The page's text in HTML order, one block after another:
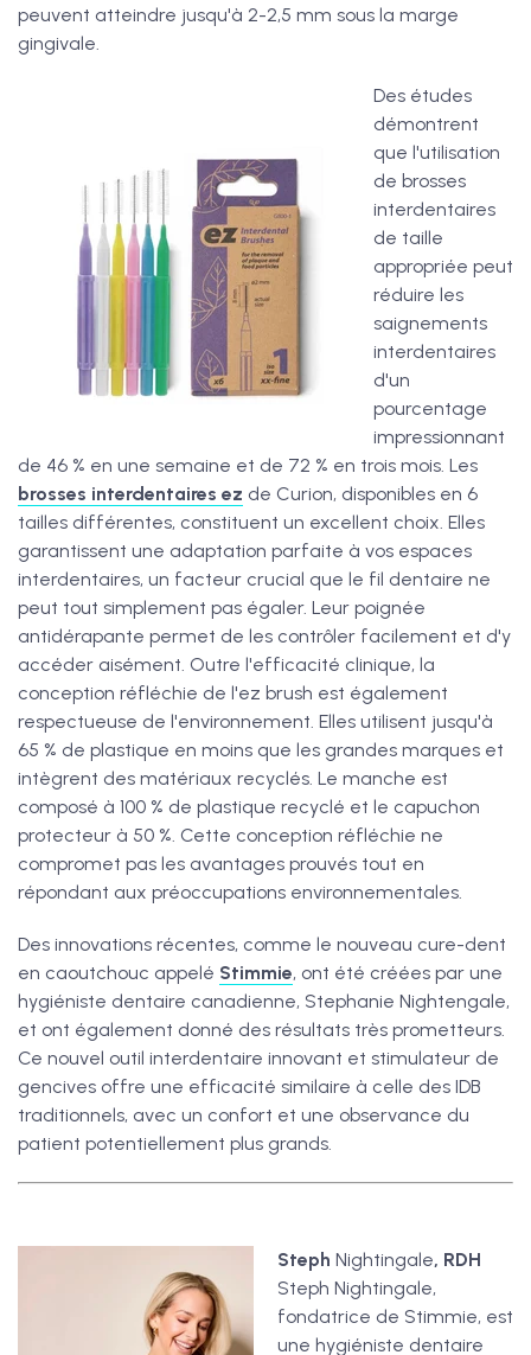
peuvent atteindre jusqu'à 2-2,5 mm sous la marge
gingivale.
Des études
démontrent
que l'utilisation
de brosses
interdentaires
de taille
appropriée peut
réduire les
saignements
interdentaires
d'un
pourcentage
impressionnant
de 46 % en une semaine et de 72 % en trois mois. Les
brosses interdentaires ez de Curion, disponibles en 6
tailles différentes, constituent un excellent choix. Elles
garantissent une adaptation parfaite à vos espaces
interdentaires, un facteur crucial que le fil dentaire ne
peut tout simplement pas égaler. Leur poignée
antidérapante permet de les contrôler facilement et d'y
accéder aisément. Outre l'efficacité clinique, la
conception réfléchie de l'ez brush est également
respectueuse de l'environnement. Elles utilisent jusqu'à
65 % de plastique en moins que les grandes marques et
intègrent des matériaux recyclés. Le manche est
composé à 100 % de plastique recyclé et le capuchon
protecteur à 50 %. Cette conception réfléchie ne
compromet pas les avantages prouvés tout en
répondant aux préoccupations environnementales.
Des innovations récentes, comme le nouveau cure-dent
en caoutchouc appelé Stimmie, ont été créées par une
hygiéniste dentaire canadienne, Stephanie Nightengale,
et ont également donné des résultats très prometteurs.
Ce nouvel outil interdentaire innovant et stimulateur de
gencives offre une efficacité similaire à celle des IDB
traditionnels, avec un confort et une observance du
patient potentiellement plus grands.
Steph Nightingale, RDH
Steph Nightingale,
fondatrice de Stimmie, est
une hygiéniste dentaire